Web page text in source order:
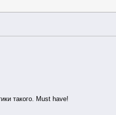
такого. Must have!